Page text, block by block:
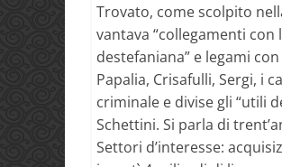
Trovato, come scolpito
vantava “collegamenti
destefaniana” e legami
Papalia, Crisafulli, Sergi, i
criminale e divise gli “utili
Schettini. Si parla di
Settori d’interesse: